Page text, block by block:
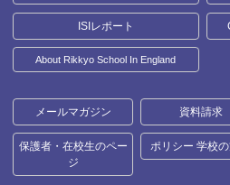
ISIレポート
About Rikkyo School In England
メールマガジン 資料請求
保護者・在校生のペー
ジ
ポリシー 学校